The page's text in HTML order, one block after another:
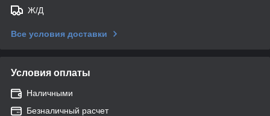
Ж/Д
Все условия доставки
Условия оплаты
Наличными
Безналичный расчет